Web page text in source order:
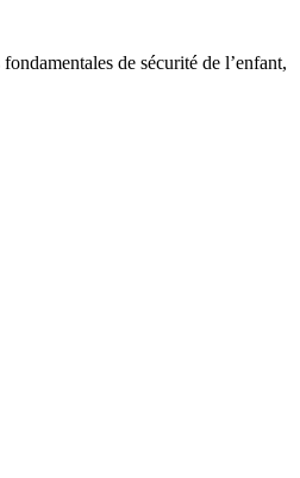
de sécurité de l’enfant,